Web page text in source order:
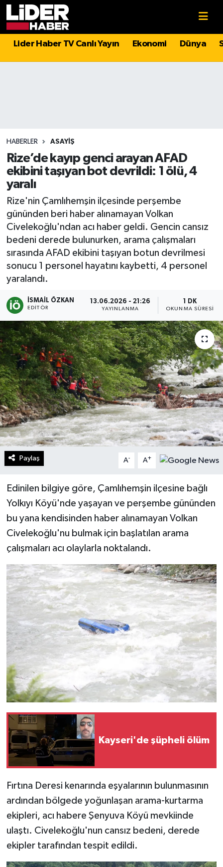
Lider Haber TV Canlı Yayın Ekonomi Dünya
HABERLER ASAYIŞ
Rize’de kayıp genci arayan AFAD
ekibini taşıyan bot devrildi: 1 ölü, 4
yaralı
Rize'nin Çamlıhemşin ilçesinde perşembe
gününden beri haber alınamayan Volkan
Civelekoğlu'ndan acı haber geldi. Gencin cansız
bedeni derede bulunurken, arama çalışmaları
sırasında AFAD ekibini taşıyan botun devrilmesi
sonucu 1 personel hayatını kaybetti, 4 personel
yaralandı.
İSMAIL ÖZKAN
EDITÖR
13.06.2026 - 21:26
YAYINLANMA
1 DK
OKUNMA SÜRESI
Paylaş A- A+
Edinilen bilgiye göre, Çamlıhemşin ilçesine bağlı
Yolkıyı Köyü'nde yaşayan ve perşembe gününden
bu yana kendisinden haber alınamayan Volkan
Civelekoğlu'nu bulmak için başlatılan arama
çalışmaları acı olaylarla noktalandı.
Kayseri'de şüpheli ölüm
Fırtına Deresi kenarında eşyalarının bulunmasının
ardından bölgede yoğunlaşan arama-kurtarma
ekipleri, acı habere Şenyuva Köyü mevkiinde
ulaştı. Civelekoğlu'nun cansız bedeni, derede
ekipler tarafından tespit edildi.
Politika
Magazin
Spor
Sağlık
Teknoloji
Turizm
Kültür - Sanat
Hava Durumu
Süper Lig Puan Durumu ve Fikstür
Tüm Manşetler
Son Dakika Haberleri
Haber Arşivi